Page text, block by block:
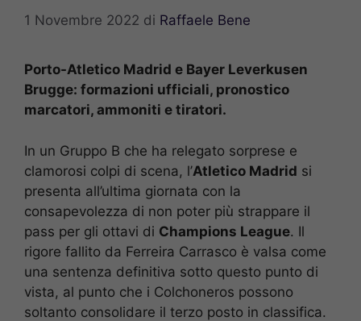
1 Novembre 2022 di Raffaele Bene
Porto-Atletico Madrid e Bayer Leverkusen
Brugge: formazioni ufficiali, pronostico
marcatori, ammoniti e tiratori.
In un Gruppo B che ha relegato sorprese e
clamorosi colpi di scena, l’Atletico Madrid si
presenta all’ultima giornata con la
consapevolezza di non poter più strappare il
pass per gli ottavi di Champions League. Il
rigore fallito da Ferreira Carrasco è valsa come
una sentenza definitiva sotto questo punto di
vista, al punto che i Colchoneros possono
soltanto consolidare il terzo posto in classifica.